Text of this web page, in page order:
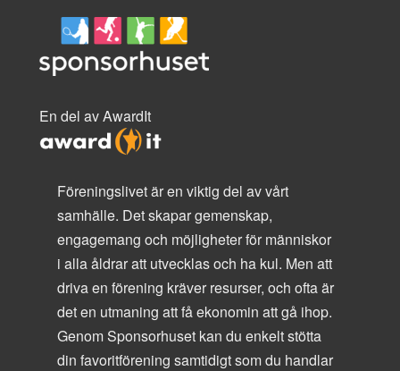
En del av AwardIt
Föreningslivet är en viktig del av vårt
samhälle. Det skapar gemenskap,
engagemang och möjligheter för människor
i alla åldrar att utvecklas och ha kul. Men att
driva en förening kräver resurser, och ofta är
det en utmaning att få ekonomin att gå ihop.
Genom Sponsorhuset kan du enkelt stötta
din favoritförening samtidigt som du handlar